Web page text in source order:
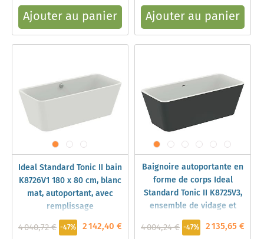
Ajouter au panier Ajouter au panier
Ideal Standard Tonic II bain
K8726V1 180 x 80 cm, blanc
mat, autoportant, avec
remplissage
2 142,40 €
4 040,72 € -47%
Baignoire autoportante en
forme de corps Ideal
Standard Tonic II K8725V3,
ensemble de vidage et
trop-plein, avec garniture
de vidage , noir2 135,65 €
4 004,24 € -47%